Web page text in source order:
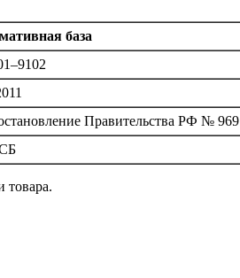
база
Правительства РФ № 969
товара.